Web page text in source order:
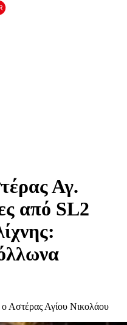
Αγ.
από SL2
ο Αστέρας Αγίου Νικολάου